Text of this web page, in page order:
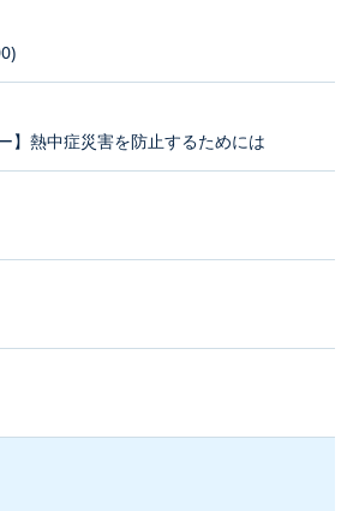
】熱中症災害を防止するためには